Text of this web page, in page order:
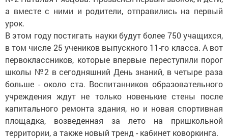
а вместе с ними и родители, отправились на первый
урок.
В этом году постигать науки будут более 750 учащихся,
в том числе 25 учеников выпускного 11-го класса. А вот
первоклассников, которые впервые переступили порог
школы №2 в сегодняшний День знаний, в четыре раза
больше - около ста. Воспитанников образовательного
учреждения ждут не только новенькие стены после
капитального ремонта здания, но и новая спортивная
площадка, возведенная за лето на пришкольной
территории, а также новый тренд - кабинет коворкинга.